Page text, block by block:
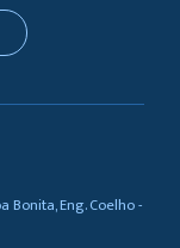
Bonita, Eng. Coelho -